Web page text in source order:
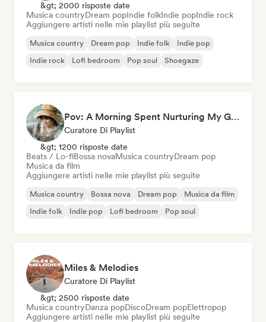
&gt; 2000 risposte date
Musica countryDream popIndie folkIndie popIndie rock
Aggiungere artisti nelle mie playlist più seguite
Musica country Dream pop Indie folk
Indie pop
Indie rock
Lofi bedroom Pop soul Shoegaze
Pov: A Morning Spent Nurturing My Garden
Curatore Di Playlist
&gt; 1200 risposte date
Beats / Lo-fiBossa novaMusica countryDream pop
Musica da film
Aggiungere artisti nelle mie playlist più seguite
Musica country Bossa nova Dream pop
Musica da film
Indie folk
Indie pop Lofi bedroom Pop soul
Miles & Melodies
Curatore Di Playlist
&gt; 2500 risposte date
Musica countryDanza popDiscoDream popElettropop
Aggiungere artisti nelle mie playlist più seguite